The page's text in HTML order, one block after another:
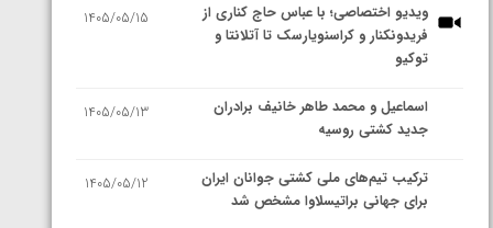
ویدیو اختصاصی؛ با عباس حاج کناری از
فریدونکنار و کراسنویارسک تا آتلانتا و
توکیو
1405/05/15
اسماعیل و محمد طاهر خانیف برادران
جدید کشتی روسیه
1405/05/13
ترکیب تیم‌های ملی کشتی جوانان ایران
برای جهانی براتیسلاوا مشخص شد
1405/05/12